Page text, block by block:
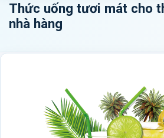
Thức uống tươi mát cho
nhà hàng